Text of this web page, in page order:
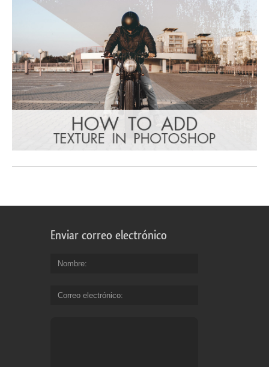
Enviar correo electrónico
Nombre
Correo electrónico